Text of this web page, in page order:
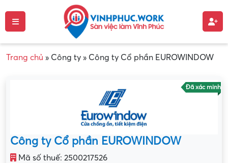
Trang chủ » Công ty » Công ty Cổ phần EUROWINDOW
Đã xác minh
Công ty Cổ phần EUROWINDOW
Mã số thuế: 2500217526